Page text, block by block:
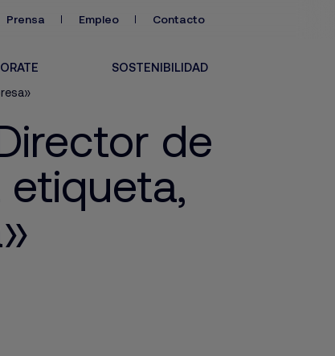
Prensa Empleo Contacto
SOSTENIBILIDAD
de
etiqueta,